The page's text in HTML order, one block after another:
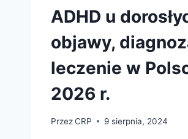
ADHD u
objawy,
leczenie w
2026 r.
PrzezCRP 9 sierpnia, 2024